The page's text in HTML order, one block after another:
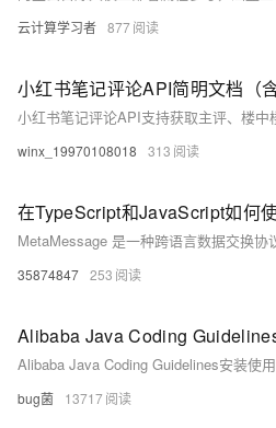
云计算学习者 877
小红书笔记评论API简明文档（
winx_19970108018 313
在TypeScript和JavaScript如何
35874847 253
Alibaba Java Coding Guidelines安装使
bug菌 13717